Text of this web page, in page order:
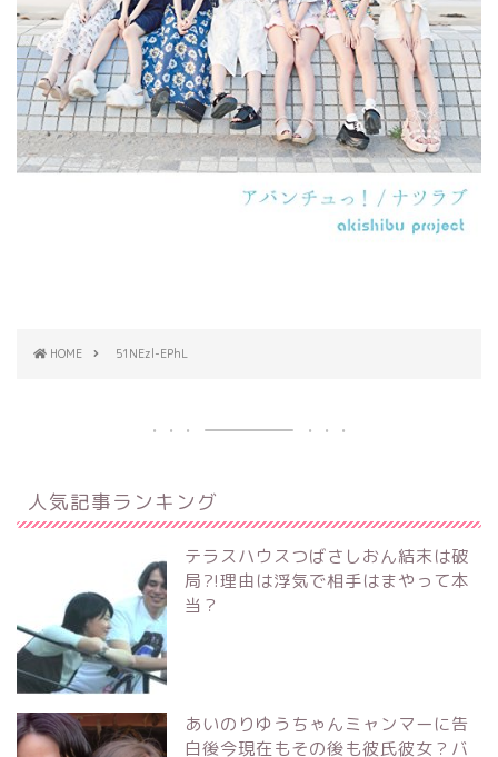
HOME 51NEzl-EPhL
人気記事ランキング
テラスハウスつばさしおん結末は破
局?!理由は浮気で相手はまやって本
当？
あいのりゆうちゃんミャンマーに告
白後今現在もその後も彼氏彼女？バ